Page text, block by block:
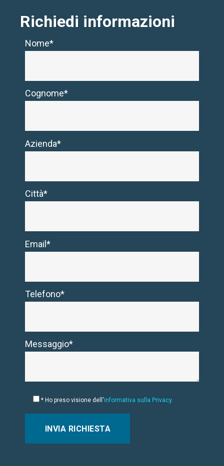
Richiedi informazioni
Nome*
Cognome*
Azienda*
Città*
Email*
Telefono*
Messaggio*
* Ho preso visione dell'informativa sulla Privacy.